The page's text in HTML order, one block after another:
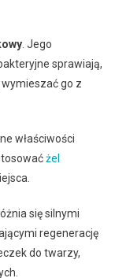
. Jego
sprawiają,
go z
właściwości
żel
się silnymi
regenerację
do twarzy,